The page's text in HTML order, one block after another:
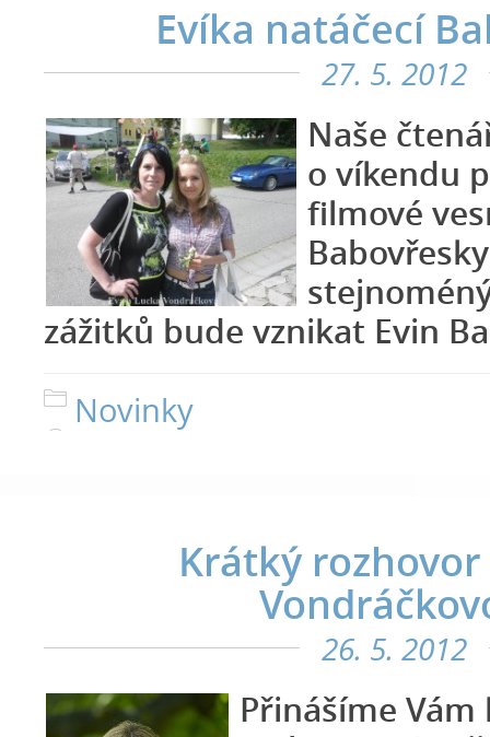
Evíka natáčecí
27. 5. 2012
Naše
o víkendu
filmové
zážitků bude vznikat Evin
Novinky
Krátký
26. 5. 2012
Přinášíme Vám